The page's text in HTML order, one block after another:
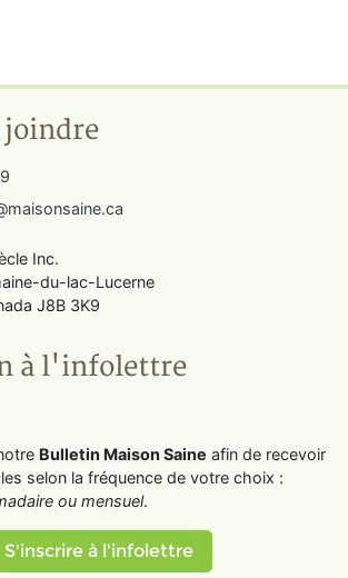
joindre
Inc.
du-lac-Lucerne
J8B 3K9
à l'infolettre
Bulletin Maison Saine afin de recevoir
selon la fréquence de votre choix :
ou mensuel.
S'inscrire à l'infolettre